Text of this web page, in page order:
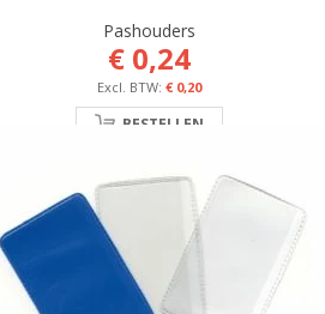
Pashouders
€ 0,24
€ 0,20
BESTELLEN